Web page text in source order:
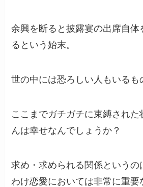
余興を断ると披露宴の出席自体
るという始末。
世の中には恐ろしい人もいるも
ここまでガチガチに束縛された
んは幸せなんでしょうか？
求め・求められる関係というの
わけ恋愛においては非常に重要